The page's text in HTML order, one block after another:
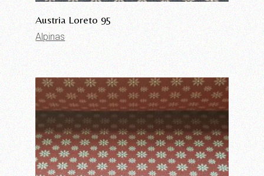
Austria Loreto 95
Alpinas